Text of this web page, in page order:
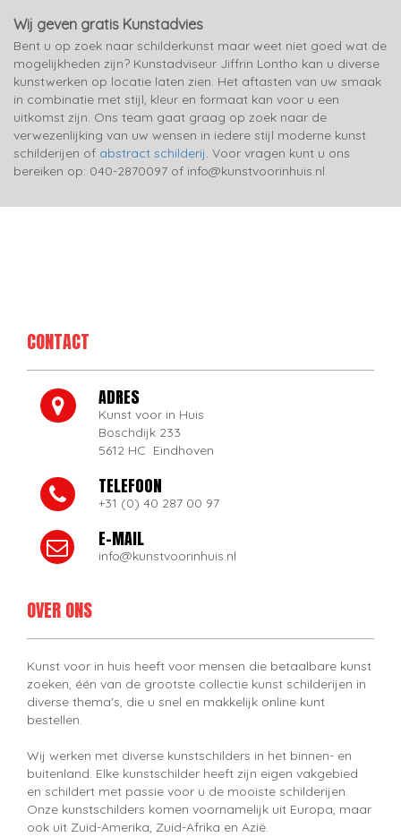
Wij geven gratis Kunstadvies
Bent u op zoek naar schilderkunst maar weet niet goed wat de
mogelijkheden zijn? Kunstadviseur Jiffrin Lontho kan u diverse
kunstwerken op locatie laten zien. Het aftasten van uw smaak
in combinatie met stijl, kleur en formaat kan voor u een
uitkomst zijn. Ons team gaat graag op zoek naar de
verwezenlijking van uw wensen in iedere stijl moderne kunst
schilderijen of abstract schilderij. Voor vragen kunt u ons
bereiken op: 040-2870097 of info@kunstvoorinhuis.nl
CONTACT
ADRES
Kunst voor in Huis
Boschdijk 233
5612 HC Eindhoven
TELEFOON
+31 (0) 40 287 00 97
E-MAIL
info@kunstvoorinhuis.nl
OVER ONS
Kunst voor in huis heeft voor mensen die betaalbare kunst
zoeken, één van de grootste collectie kunst schilderijen in
diverse thema's, die u snel en makkelijk online kunt
bestellen.
Wij werken met diverse kunstschilders in het binnen- en
buitenland. Elke kunstschilder heeft zijn eigen vakgebied
en schildert met passie voor u de mooiste schilderijen.
Onze kunstschilders komen voornamelijk uit Europa, maar
ook uit Zuid-Amerika, Zuid-Afrika en Azië.